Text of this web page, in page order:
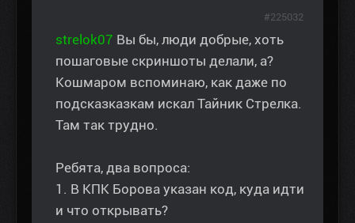
strelok07 Вы бы, люди добрые, хоть
пошаговые скриншоты делали, а?
Кошмаром вспоминаю, как даже по
подсказказкам искал Тайник Стрелка.
Там так трудно.
Ребята, два вопроса:
1. В КПК Борова указан код, куда идти
и что открывать?
#225032